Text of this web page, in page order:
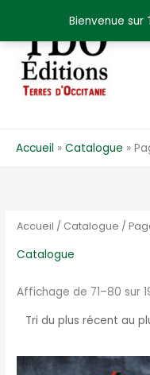
Bienvenue sur
contenu
Accueil Catalogue
Accueil / Catalogue /
Catalogue
Affichage de 71–80 sur